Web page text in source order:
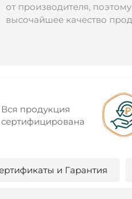
от производителя,
высочайшее качество
Вся продукция
сертифицирована
и Гарантия